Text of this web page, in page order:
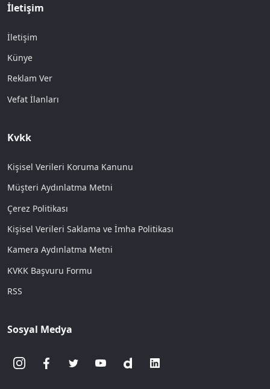
İletişim
İletişim
Künye
Reklam Ver
Vefat İlanları
Kvkk
Kişisel Verileri Koruma Kanunu
Müşteri Aydınlatma Metni
Çerez Politikası
Kişisel Verileri Saklama ve İmha Politikası
Kamera Aydınlatma Metni
KVKK Başvuru Formu
RSS
Sosyal Medya